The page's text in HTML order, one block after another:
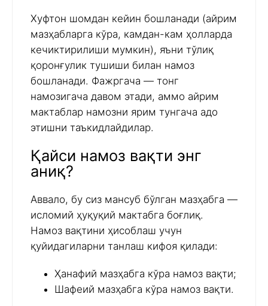
Хуфтон шомдан кейин бошланади (айрим
мазҳабларга кўра, камдан-кам ҳолларда
кечиктирилиши мумкин), яъни тўлиқ
қоронғулик тушиши билан намоз
бошланади. Фажргача — тонг
намозигача давом этади, аммо айрим
мактаблар намозни ярим тунгача адо
этишни таъкидлайдилар.
Қайси намоз вақти энг
аниқ?
Аввало, бу сиз мансуб бўлган мазҳабга —
исломий ҳуқуқий мактабга боғлиқ.
Намоз вақтини ҳисоблаш учун
қуйидагиларни танлаш кифоя қилади:
Ҳанафий мазҳабга кўра намоз вақти;
Шафеий мазҳабга кўра намоз вақти.